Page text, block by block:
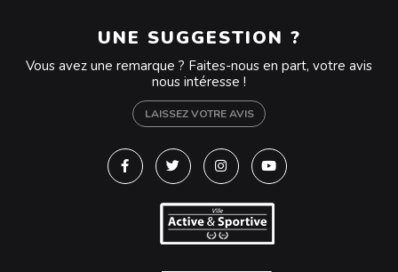
UNE SUGGESTION ?
Vous avez une remarque ? Faites-nous en part, votre avis
nous intéresse !
LAISSEZ VOTRE AVIS
Lien vers le compte Facebook
Lien vers le compte Twitter
Lien vers le compte
Lien vers la chaîne